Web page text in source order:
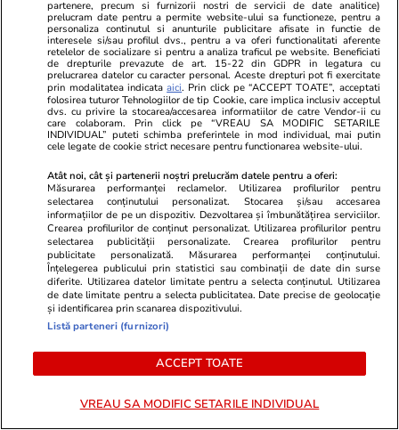
Știri Externe 07 aug.
Intervenția Bruxelles-ului a fost praf în ochi:
conflictul dintre Spania și Italia privind
controalele la frontieră se acutizează.
Madridul amenință cu represalii
bebeluși și copii mici. Ghidul
mai
partenere, precum si furnizorii nostri de servicii de date analitice)
prelucram date pentru a permite website-ului sa functioneze, pentru a
personaliza continutul si anunturile publicitare afisate in functie de
interesele si/sau profilul dvs., pentru a va oferi functionalitati aferente
retelelor de socializare si pentru a analiza traficul pe website. Beneficiati
de drepturile prevazute de art. 15-22 din GDPR in legatura cu
prelucrarea datelor cu caracter personal. Aceste drepturi pot fi exercitate
prin modalitatea indicataaici. Prin click pe “ACCEPT TOATE”, acceptati
folosirea tuturor Tehnologiilor de tip Cookie, care implica inclusiv acceptul
dvs. cu privire la stocarea/accesarea informatiilor de catre Vendor-ii cu
care colaboram. Prin click pe “VREAU SA MODIFIC SETARILE
INDIVIDUAL” puteti schimba preferintele in mod individual, mai putin
cele legate de cookie strict necesare pentru functionarea website-ului.
Atât noi, cât și partenerii noștri prelucrăm datele pentru a oferi:
Măsurarea performanței reclamelor. Utilizarea profilurilor pentru
selectarea conținutului personalizat. Stocarea și/sau accesarea
informațiilor de pe un dispozitiv. Dezvoltarea și îmbunătățirea serviciilor.
Crearea profilurilor de conținut personalizat. Utilizarea profilurilor pentru
selectarea publicității personalizate. Crearea profilurilor pentru
publicitate personalizată. Măsurarea performanței conținutului.
Înțelegerea publicului prin statistici sau combinații de date din surse
diferite. Utilizarea datelor limitate pentru a selecta conținutul. Utilizarea
de date limitate pentru a selecta publicitatea. Date precise de geolocație
și identificarea prin scanarea dispozitivului.
Listă parteneri (furnizori)
ACCEPT TOATE
VREAU SA MODIFIC SETARILE INDIVIDUAL